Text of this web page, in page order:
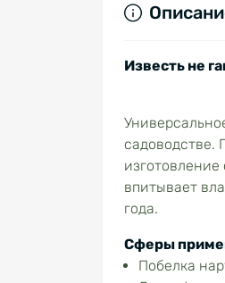
Известь не
садоводстве.
впитывает
года.
Сферы
Побелка